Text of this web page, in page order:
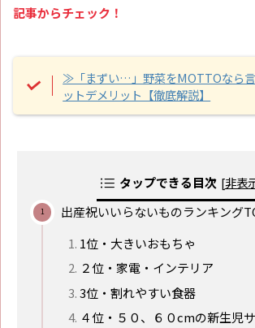
記事からチェック！
≫「まずい…」野菜をMOTTOなら言
ットデメリット【徹底解説】
タップできる目次 [非表
出産祝いいらないものランキング
1位・大きいおもちゃ
２位・家電・インテリア
3位・割れやすい食器
４位・５０、６０cmの新生児